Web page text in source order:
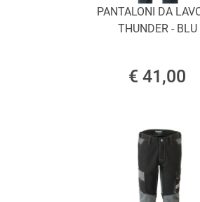
PANTALONI DA
THUNDER - BLU
€ 41,00